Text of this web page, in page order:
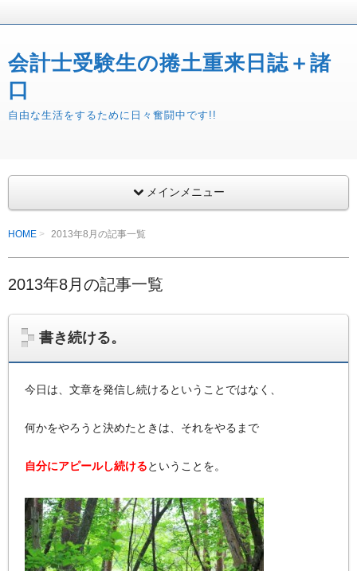
会計士受験生の捲土重来日誌＋諸
口
自由な生活をするために日々奮闘中です!!
メインメニュー
HOME 2013年8月の記事一覧
2013年8月の記事一覧
書き続ける。
今日は、文章を発信し続けるということではなく、
何かをやろうと決めたときは、それをやるまで
自分にアピールし続けるということを。